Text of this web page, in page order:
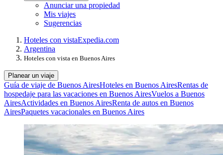
Anunciar una propiedad
Mis viajes
Sugerencias
Hoteles con vistaExpedia.com
Argentina
Hoteles con vista en Buenos Aires
Planear un viaje
Guía de viaje de Buenos AiresHoteles en Buenos AiresRentas de
hospedaje para las vacaciones en Buenos AiresVuelos a Buenos
AiresActividades en Buenos AiresRenta de autos en Buenos
AiresPaquetes vacacionales en Buenos Aires